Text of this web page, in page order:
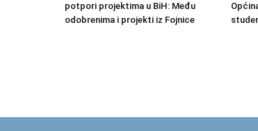
potpori projektima u BiH: Među
odobrenima i projekti iz Fojnice